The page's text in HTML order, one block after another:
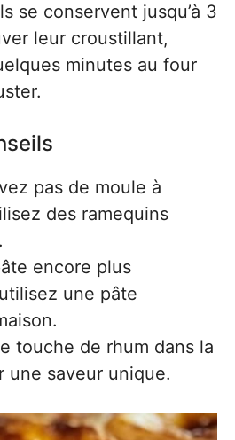
se conservent jusqu’à 3
leur croustillant,
minutes au four
pas de moule à
des ramequins
encore plus
une pâte
touche de rhum dans la
une saveur unique.